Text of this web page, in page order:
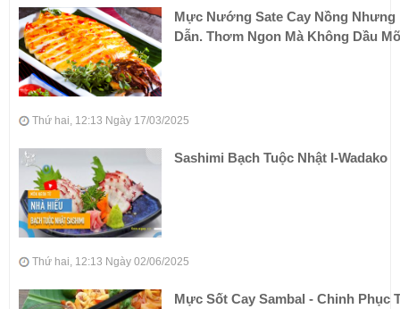
Mực Nướng Sate Cay Nồng Nhưng
Dẫn. Thơm Ngon Mà Không Dầu
Thứ hai, 12:13 Ngày 17/03/2025
Sashimi Bạch Tuộc Nhật I-Wadako
Thứ hai, 12:13 Ngày 02/06/2025
Mực Sốt Cay Sambal - Chinh Phục